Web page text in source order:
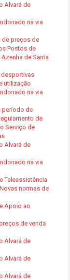
Alvará de
na via
de preços de
Postos de
de Santa
desportivas
utilização
na via
período de
de
Serviço de
Alvará de
na via
Teleassistência
normas de
Apoio ao
de venda
Alvará de
Alvará de
Alvará de